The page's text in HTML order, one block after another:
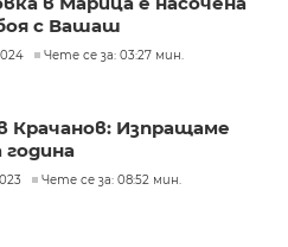
с Вашаш
Чете се за: 03:27 мин.
Крачанов: Изпращаме
Чете се за: 08:52 мин.